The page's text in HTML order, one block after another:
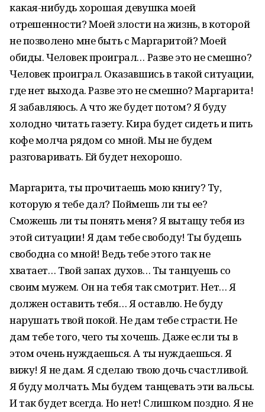
какая-нибудь хорошая девушка моей
отрешенности? Моей злости на жизнь, в которой
не позволено мне быть с Маргаритой? Моей
обиды. Человек проиграл… Разве это не смешно?
Человек проиграл. Оказавшись в такой ситуации,
где нет выхода. Разве это не смешно? Маргарита!
Я забавляюсь. А что же будет потом? Я буду
холодно читать газету. Кира будет сидеть и пить
кофе молча рядом со мной. Мы не будем
разговаривать. Ей будет нехорошо.
Маргарита, ты прочитаешь мою книгу? Ту,
которую я тебе дал? Поймешь ли ты ее?
Сможешь ли ты понять меня? Я вытащу тебя из
этой ситуации! Я дам тебе свободу! Ты будешь
свободна со мной! Ведь тебе этого так не
хватает… Твой запах духов… Ты танцуешь со
своим мужем. Он на тебя так смотрит. Нет… Я
должен оставить тебя… Я оставлю. Не буду
нарушать твой покой. Не дам тебе страсти. Не
дам тебе того, чего ты хочешь. Даже если ты в
этом очень нуждаешься. А ты нуждаешься. Я
вижу! Я не дам. Я сделаю твою дочь счастливой.
Я буду молчать. Мы будем танцевать эти вальсы.
И так будет всегда. Но нет! Слишком поздно. Я не